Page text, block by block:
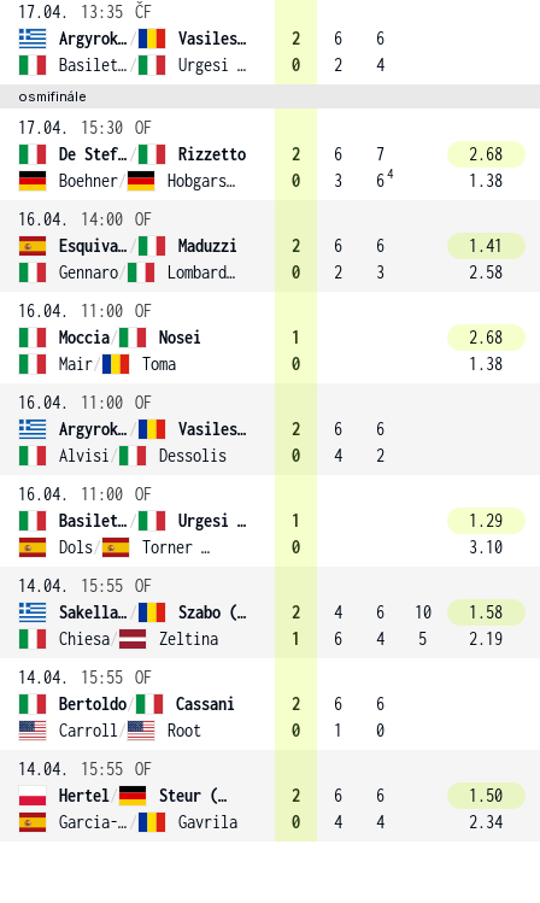
17.04.
13:35 ČF
Argyrokastriti /
Vasilescu
Basiletti / Urgesi (2)
2
0
6
2
6
4
osmifinále
17.04. 15:30 OF
De Stefano /
Rizzetto
Boehner/ Hobgarski (3)
2
0
6
3
7
64
2.68
1.38
16.04.
14:00 OF
Esquiva Banuls /
Maduzzi
Gennaro/ Lombardini
2
0
6
2
6
3
1.41
2.58
16.04.
11:00 OF
Moccia/
Nosei
Mair/ Toma
1
0
2.68
1.38
16.04.
11:00 OF
Argyrokastriti /
Vasilescu
Alvisi / Dessolis
2
0
6
4
6
2
16.04.
11:00 OF
Basiletti /
Urgesi (2)
Dols/ Torner Sensano
1
0
1.29
3.10
14.04.
15:55 OF
Sakellaridi /
Szabo (1)
Chiesa/ Zeltina
2
1
4
6
6
4
10
5
1.58
2.19
14.04.
15:55 OF
Bertoldo/
Cassani
Carroll / Root
2
0
6
1
6
0
14.04.
15:55 OF
Hertel/
Steur (4)
Garcia-Perez / Gavrila
2
0
6
4
6
4
1.50
2.34